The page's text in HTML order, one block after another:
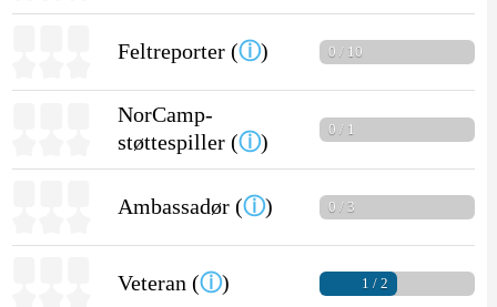
Feltreporter (ⓘ) 0 / 10
NorCamp-
støttespiller (ⓘ)
0 / 1
Ambassadør (ⓘ) 0 / 3
Veteran (ⓘ) 1 / 2